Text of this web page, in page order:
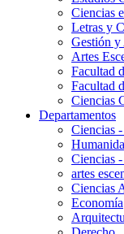
Ciencias
Letras y
Gestión
Artes
Facultad
Facultad
Ciencias
Departamentos
Ciencias
Ciencias
artes
Ciencias
Economía